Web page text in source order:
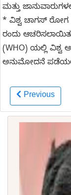
ಮತ್ತು
* ವಿಶ್ವ ಚಾಗಸ್ ರೋಗ
ರಂದು
(WHO) ಯಲ್ಲಿ
ಅನುಮೋದನೆ
Previous